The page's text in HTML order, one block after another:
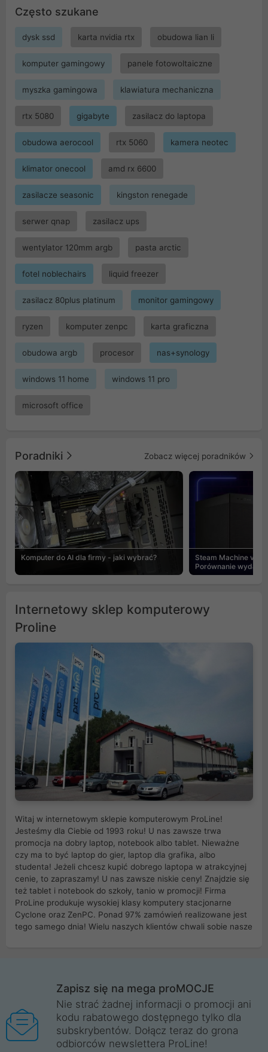
Często szukane
dysk ssd karta nvidia rtx obudowa lian li
komputer gamingowy panele fotowoltaiczne
myszka gamingowa klawiatura mechaniczna
rtx 5080 gigabyte zasilacz do laptopa
obudowa aerocool rtx 5060 kamera neotec
klimator onecool amd rx 6600
zasilacze seasonic kingston renegade
serwer qnap zasilacz ups
wentylator 120mm argb pasta arctic
fotel noblechairs liquid freezer
zasilacz 80plus platinum monitor gamingowy
ryzen komputer zenpc karta graficzna
obudowa argb procesor nas+synology
windows 11 home windows 11 pro
microsoft office
Poradniki Zobacz więcej poradników
Komputer do AI dla firmy - jaki wybrać?
Steam Machine vs
Porównanie
Internetowy sklep komputerowy
Proline
Witaj w internetowym sklepie komputerowym ProLine!
Jesteśmy dla Ciebie od 1993 roku! U nas zawsze trwa
promocja na dobry laptop, notebook albo tablet. Nieważne
czy ma to być laptop do gier, laptop dla grafika, albo
studenta! Jeżeli chcesz kupić dobrego laptopa w atrakcyjnej
cenie, to zapraszamy! U nas zawsze niskie ceny! Znajdzie się
też tablet i notebook do szkoły, tanio w promocji! Firma
ProLine produkuje wysokiej klasy komputery stacjonarne
Cyclone oraz ZenPC. Ponad 97% zamówień realizowane jest
tego samego dnia! Wielu naszych klientów chwali sobie nasze
Wrocław, Poznań, Legnica, Katowice, Gliwice, Kalisz, Bytom,
Trzebnica, Opole. Szybka i profesjonalna obsługa!
ProLine to polska firma ze 100% polskim kapitałem. Działamy
legalnie i płacimy podatki w naszym kraju! Posiadamy siedzibę
główną w Mirkowie oraz salony na terenie kraju. Cała
Zapisz się na mega proMOCJE
Nie strać żadnej informacji o promocji ani
kodu rabatowego dostępnego tylko dla
subskrybentów. Dołącz teraz do grona
odbiorców newslettera ProLine!